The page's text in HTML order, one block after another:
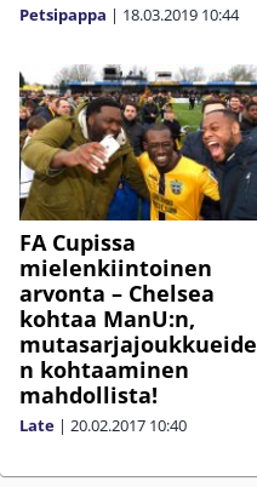
Petsipappa | 18.03.2019 10:44
FA Cupissa
mielenkiintoinen
arvonta – Chelsea
kohtaa ManU:n,
mutasarjajoukkueide
n kohtaaminen
mahdollista!
Late | 20.02.2017 10:40